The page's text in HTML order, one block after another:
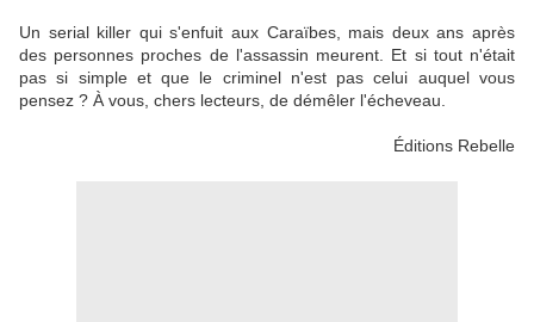
Un serial killer qui s'enfuit aux Caraïbes, mais deux ans après
des personnes proches de l'assassin meurent. Et si tout n'était
pas si simple et que le criminel n'est pas celui auquel vous
pensez ? À vous, chers lecteurs, de démêler l'écheveau.
Éditions Rebelle